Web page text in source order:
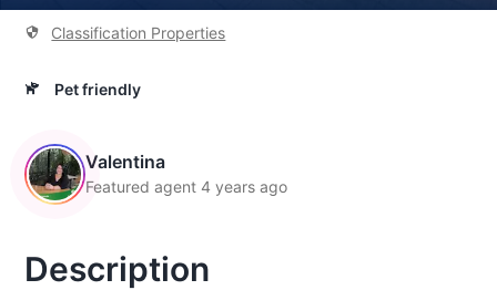
Classification Properties
Pet friendly
Valentina
Featured agent 4 years ago
Description